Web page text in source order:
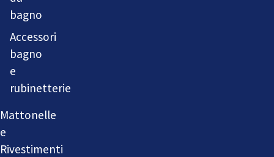
bagno
Accessori
bagno
e
rubinetterie
Mattonelle
e
Rivestimenti